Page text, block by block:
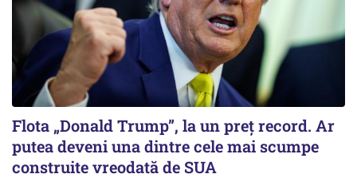
Flota „Donald Trump”, la un preț record. Ar
putea deveni una dintre cele mai scumpe
construite vreodată de SUA